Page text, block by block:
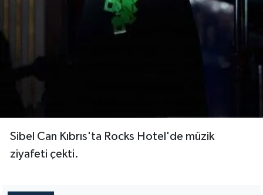
Sibel Can Kıbrıs'ta Rocks Hotel'de müzik
ziyafeti çekti.